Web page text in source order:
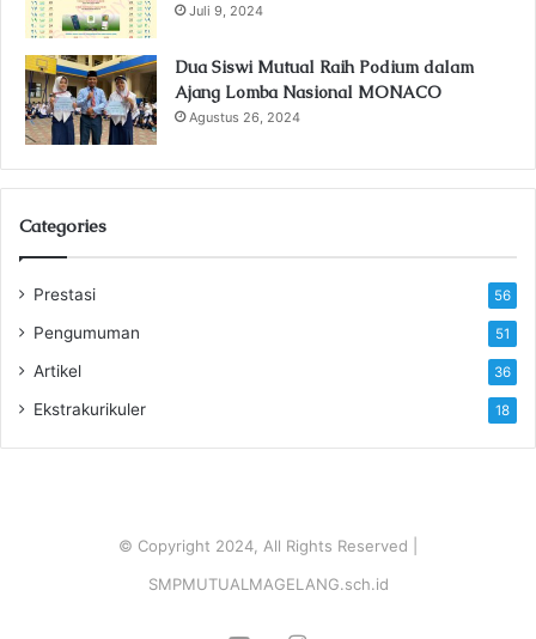
Juli 9, 2024
Dua Siswi Mutual Raih Podium dalam
Ajang Lomba Nasional MONACO
Agustus 26, 2024
Categories
Prestasi 56
Pengumuman 51
Artikel 36
Ekstrakurikuler 18
© Copyright 2024, All Rights Reserved |
SMPMUTUALMAGELANG.sch.id